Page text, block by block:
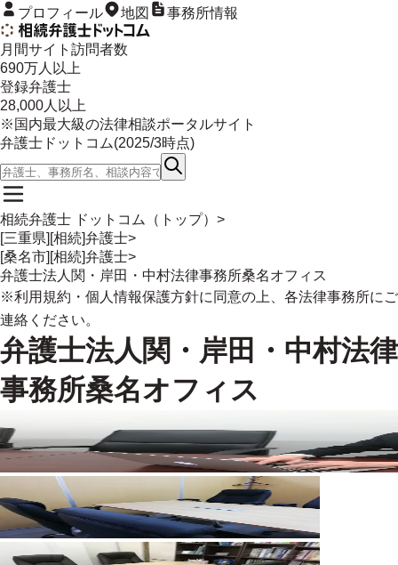
プロフィール 地図 事務所情報
月間サイト訪問者数
690万人以上
登録弁護士
28,000人以上
※国内最大級の法律相談ポータルサイト
弁護士ドットコム(2025/3時点)
相続弁護士 ドットコム（トップ） >
[三重県][相続]弁護士>
[桑名市][相続]弁護士>
弁護士法人関・岸田・中村法律事務所桑名オフィス
※利用規約 ・ 個人情報保護方針に同意の上、各法律事務所にご
連絡ください。
弁護士法人関・岸田・中村法律
事務所桑名オフィス